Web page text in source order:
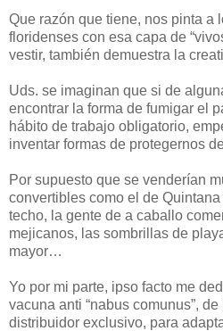
Que razón que tiene, nos pinta a
floridenses con esa capa de
vestir, también demuestra la
Uds. se imaginan que si de
encontrar la forma de fumigar el
hábito de trabajo obligatorio,
inventar formas de protegernos
Por supuesto que se venderían
convertibles como el de
techo, la gente de a caballo
mejicanos, las sombrillas de
mayor…
Yo por mi parte, ipso facto me
vacuna anti “nabus comunus”,
distribuidor exclusivo, para